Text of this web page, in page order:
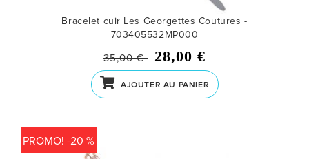
Bracelet cuir Les Georgettes Coutures -
703405532MP000
35,00 € 28,00 €
AJOUTER AU PANIER
PROMO! -20 %